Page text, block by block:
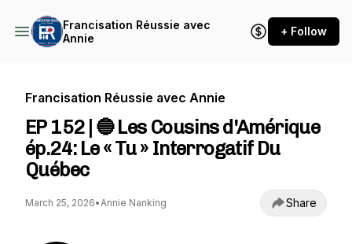
Francisation Réussie avec
Annie
+ Follow
Francisation Réussie avec Annie
EP 152 | 🔵 Les Cousins d'Amérique
ép.24: Le « Tu » Interrogatif Du
Québec
March 25, 2026•Annie Nanking Share